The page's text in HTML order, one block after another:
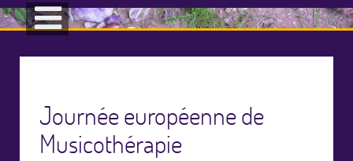
Journée européenne de
Musicothérapie